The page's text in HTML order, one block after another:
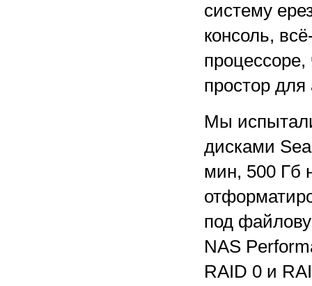
систему
консоль,
простор для
Мы
дисками
мин, 500 Гб
под
NAS
RAID 0 и